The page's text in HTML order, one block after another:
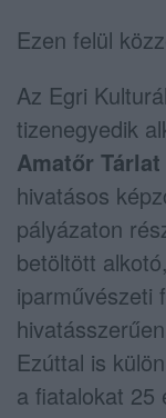
Ezen felül
Az Egri
tizenegyedik
Amatőr
hivatásos
pályázaton
betöltött
iparművészeti
Ezúttal is
a fiatalokat 25